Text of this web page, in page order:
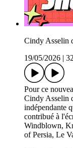
Cindy Asselin
19/05/2026
Pour ce
Cindy Asselin
indépendante
contribué à
Windblown,
of Persia, Le